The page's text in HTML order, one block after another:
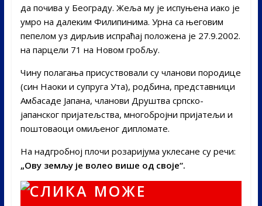
да почива у Београду. Жеља му је испуњена иако је
умро на далеким Филипинима. Урна са његовим
пепелом уз дирљив испраћај положена је 27.9.2002.
на парцели 71 на Новом гробљу.
Чину полагања присуствовали су чланови породице
(син Наоки и супруга Ута), родбина, представници
Амбасаде Јапана, чланови Друштва српско-
јапанског пријатељства, многобројни пријатељи и
поштоваоци омиљеног дипломате.
На надгробној плочи розаријума уклесане су речи:
„Ову земљу је волео више од своје“.